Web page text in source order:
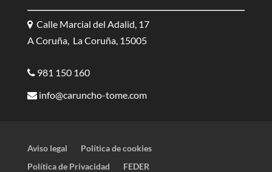
Calle Marcial del Adalid, 17
A Coruña, La Coruña, 15005
981 150 160
info@caruncho-tome.com
Aviso legal
Política de cookies
Política de Privacidad
FEDER